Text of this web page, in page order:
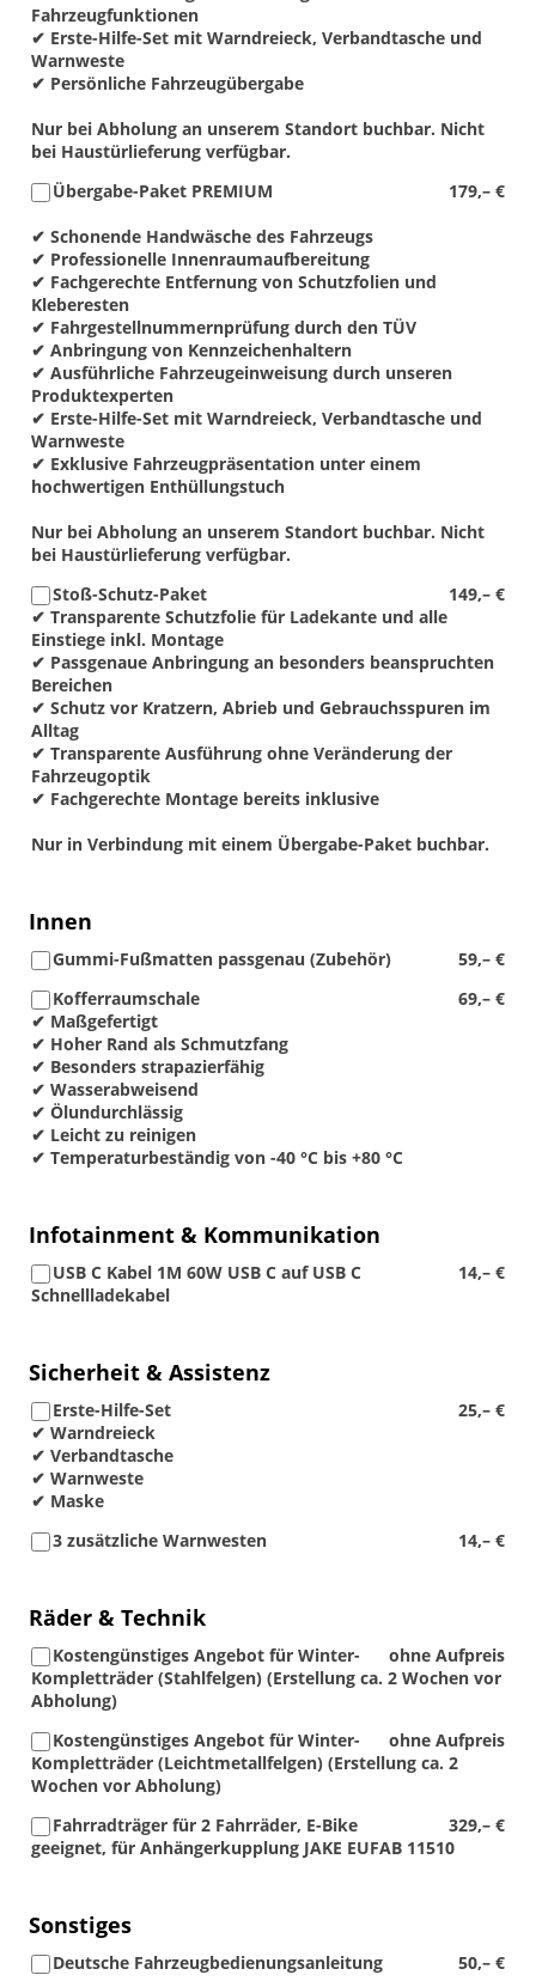
Fahrzeugfunktionen
✔ Erste-Hilfe-Set mit Warndreieck, Verbandtasche und
Warnweste
✔ Persönliche Fahrzeugübergabe
Nur bei Abholung an unserem Standort buchbar. Nicht
bei Haustürlieferung verfügbar.
179,– €
Übergabe-Paket PREMIUM
✔ Schonende Handwäsche des Fahrzeugs
✔ Professionelle Innenraumaufbereitung
✔ Fachgerechte Entfernung von Schutzfolien und
Kleberesten
✔ Fahrgestellnummernprüfung durch den TÜV
✔ Anbringung von Kennzeichenhaltern
✔ Ausführliche Fahrzeugeinweisung durch unseren
Produktexperten
✔ Erste-Hilfe-Set mit Warndreieck, Verbandtasche und
Warnweste
✔ Exklusive Fahrzeugpräsentation unter einem
hochwertigen Enthüllungstuch
Nur bei Abholung an unserem Standort buchbar. Nicht
bei Haustürlieferung verfügbar.
149,– €
Stoß-Schutz-Paket
✔ Transparente Schutzfolie für Ladekante und alle
Einstiege inkl. Montage
✔ Passgenaue Anbringung an besonders beanspruchten
Bereichen
✔ Schutz vor Kratzern, Abrieb und Gebrauchsspuren im
Alltag
✔ Transparente Ausführung ohne Veränderung der
Fahrzeugoptik
✔ Fachgerechte Montage bereits inklusive
Nur in Verbindung mit einem Übergabe-Paket buchbar.
Innen
59,– €
Gummi-Fußmatten passgenau (Zubehör)
69,– €
Kofferraumschale
✔ Maßgefertigt
✔ Hoher Rand als Schmutzfang
✔ Besonders strapazierfähig
✔ Wasserabweisend
✔ Ölundurchlässig
✔ Leicht zu reinigen
✔ Temperaturbeständig von -40 °C bis +80 °C
Infotainment & Kommunikation
14,– €
USB C Kabel 1M 60W USB C auf USB C
Schnellladekabel
Sicherheit & Assistenz
25,– €
Erste-Hilfe-Set
✔ Warndreieck
✔ Verbandtasche
✔ Warnweste
✔ Maske
14,– €
3 zusätzliche Warnwesten
Räder & Technik
ohne Aufpreis
Kostengünstiges Angebot für Winter-
Kompletträder (Stahlfelgen) (Erstellung ca. 2 Wochen vor
Abholung)
ohne Aufpreis
Kostengünstiges Angebot für Winter-
Kompletträder (Leichtmetallfelgen) (Erstellung ca. 2
Wochen vor Abholung)
329,– €
Fahrradträger für 2 Fahrräder, E-Bike
geeignet, für Anhängerkupplung JAKE EUFAB 11510
Sonstiges
50,– €
Deutsche Fahrzeugbedienungsanleitung